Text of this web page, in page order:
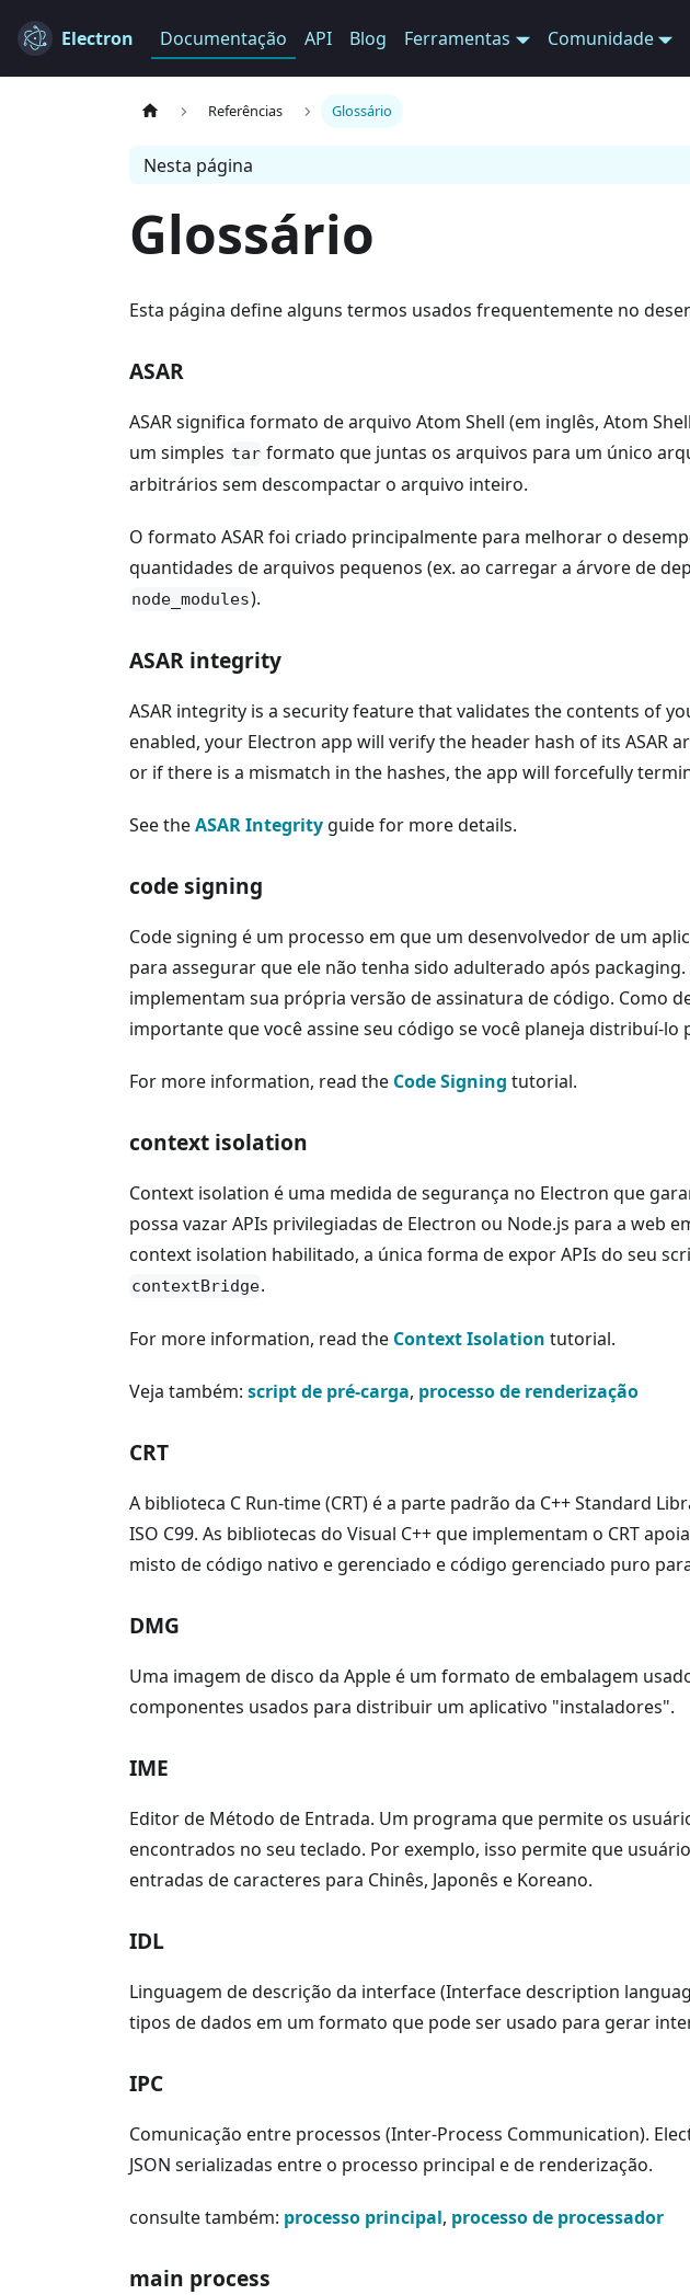
Electron Documentação API Blog Ferramentas Comunidade
Referências Glossário
Nesta página
Glossário
Esta página define alguns termos usados frequentemente no
ASAR
ASAR significa formato de arquivo Atom Shell (em inglês, Atom
um simples tar formato que juntas os arquivos para um único
arbitrários sem descompactar o arquivo inteiro.
O formato ASAR foi criado principalmente para melhorar o
quantidades de arquivos pequenos (ex. ao carregar a árvore de
node_modules).
ASAR integrity
ASAR integrity is a security feature that validates the contents of
enabled, your Electron app will verify the header hash of its ASAR
or if there is a mismatch in the hashes, the app will forcefully
See theASAR Integrity guide for more details.
code signing
Code signing é um processo em que um desenvolvedor de um
para assegurar que ele não tenha sido adulterado após
implementam sua própria versão de assinatura de código. Como
importante que você assine seu código se você planeja distribuí-lo
For more information, read the Code Signing tutorial.
context isolation
Context isolation é uma medida de segurança no Electron que
possa vazar APIs privilegiadas de Electron ou Node.js para a web
context isolation habilitado, a única forma de expor APIs do seu
contextBridge.
For more information, read the Context Isolation tutorial.
Veja também: script de pré-carga, processo de renderização
CRT
A biblioteca C Run-time (CRT) é a parte padrão da C++ Standard
ISO C99. As bibliotecas do Visual C++ que implementam o CRT
misto de código nativo e gerenciado e código gerenciado puro
DMG
Uma imagem de disco da Apple é um formato de embalagem
componentes usados para distribuir um aplicativo "instaladores".
IME
Editor de Método de Entrada. Um programa que permite os
encontrados no seu teclado. Por exemplo, isso permite que
entradas de caracteres para Chinês, Japonês e Koreano.
IDL
Linguagem de descrição da interface (Interface description
tipos de dados em um formato que pode ser usado para gerar
IPC
Comunicação entre processos (Inter-Process Communication).
JSON serializadas entre o processo principal e de renderização.
consulte também: processo principal, processo de processador
main process